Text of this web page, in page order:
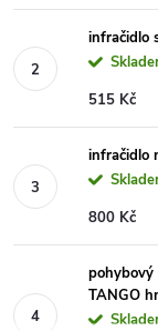
infračidlo
515 Kč
infračidlo
800 Kč
TANGO